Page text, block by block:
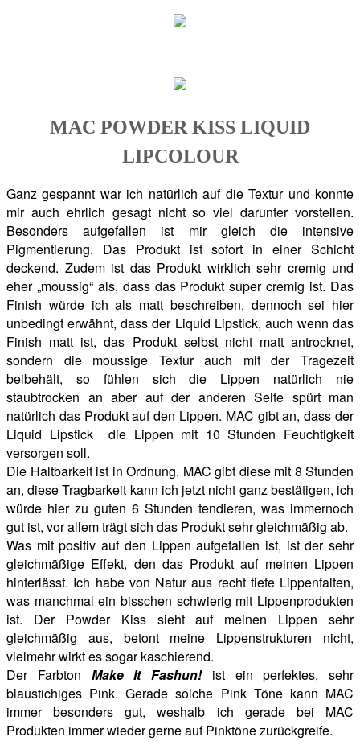
MAC POWDER KISS LIQUID
LIPCOLOUR
Ganz gespannt war ich natürlich auf die Textur und konnte
mir auch ehrlich gesagt nicht so viel darunter vorstellen.
Besonders aufgefallen ist mir gleich die intensive
Pigmentierung. Das Produkt ist sofort in einer Schicht
deckend. Zudem ist das Produkt wirklich sehr cremig und
eher „moussig“ als, dass das Produkt super cremig ist. Das
Finish würde ich als matt beschreiben, dennoch sei hier
unbedingt erwähnt, dass der Liquid Lipstick, auch wenn das
Finish matt ist, das Produkt selbst nicht matt antrocknet,
sondern die moussige Textur auch mit der Tragezeit
beibehält, so fühlen sich die Lippen natürlich nie
staubtrocken an aber auf der anderen Seite spürt man
natürlich das Produkt auf den Lippen. MAC gibt an, dass der
Liquid Lipstick die Lippen mit 10 Stunden Feuchtigkeit
versorgen soll.
Die Haltbarkeit ist in Ordnung. MAC gibt diese mit 8 Stunden
an, diese Tragbarkeit kann ich jetzt nicht ganz bestätigen, ich
würde hier zu guten 6 Stunden tendieren, was immernoch
gut ist, vor allem trägt sich das Produkt sehr gleichmäßig ab.
Was mit positiv auf den Lippen aufgefallen ist, ist der sehr
gleichmäßige Effekt, den das Produkt auf meinen Lippen
hinterlässt. Ich habe von Natur aus recht tiefe Lippenfalten,
was manchmal ein bisschen schwierig mit Lippenprodukten
ist. Der Powder Kiss sieht auf meinen Lippen sehr
gleichmäßig aus, betont meine Lippenstrukturen nicht,
vielmehr wirkt es sogar kaschierend.
Der Farbton Make It Fashun!ist ein perfektes, sehr
blaustichiges Pink. Gerade solche Pink Töne kann MAC
immer besonders gut, weshalb ich gerade bei MAC
Produkten immer wieder gerne auf Pinktöne zurückgreife.